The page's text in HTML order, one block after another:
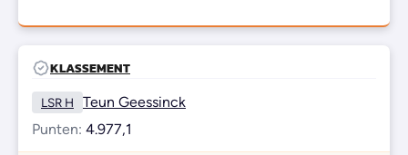
KLASSEMENT
LSR H
Teun Geessinck
Punten: 4.977,1